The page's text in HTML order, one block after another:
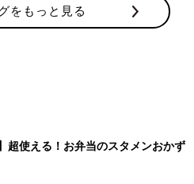
をもっと見る
超使える！お弁当のスタメンおかず